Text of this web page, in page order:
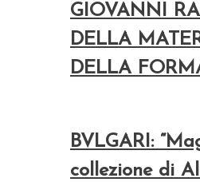
GIOVANNI
DELLA
DELLA
BVLGARI:
collezione di